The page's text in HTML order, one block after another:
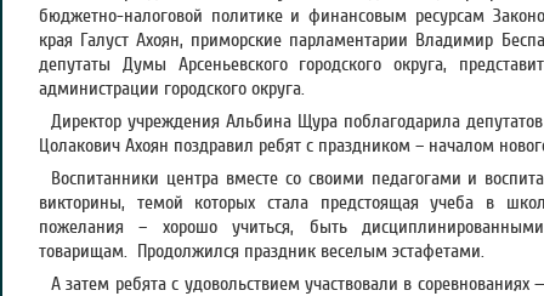
бюджетно-налоговой политике и финансовым ресурсам
края Галуст Ахоян, приморские парламентарии Владимир
депутаты Думы Арсеньевского городского округа,
администрации городского округа.
Директор учреждения Альбина Щура поблагодарила
Цолакович Ахоян поздравил ребят с праздником – началом
Воспитанники центра вместе со своими педагогами и
викторины, темой которых стала предстоящая учеба в
пожелания – хорошо учиться, быть
товарищам. Продолжился праздник веселым эстафетами.
А затем ребята с удовольствием участвовали в